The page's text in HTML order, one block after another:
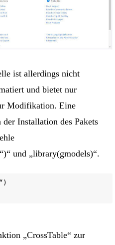
ist allerdings nicht
und bietet nur
Modifikation. Eine
Installation des Pakets
und „library(gmodels)“.
„CrossTable“ zur